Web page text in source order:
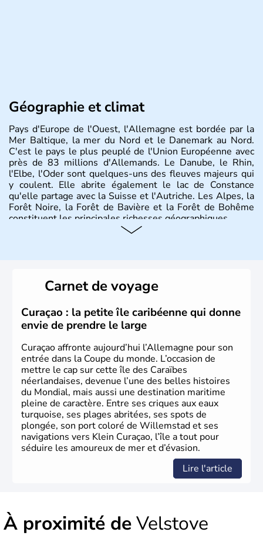
Géographie et climat
Pays d'Europe de l'Ouest, l'Allemagne est bordée par la
Mer Baltique, la mer du Nord et le Danemark au Nord.
C'est le pays le plus peuplé de l'Union Européenne avec
près de 83 millions d'Allemands. Le Danube, le Rhin,
l'Elbe, l'Oder sont quelques-uns des fleuves majeurs qui
y coulent. Elle abrite également le lac de Constance
qu'elle partage avec la Suisse et l'Autriche. Les Alpes, la
Forêt Noire, la Forêt de Bavière et la Forêt de Bohême
constituent les principales richesses géographiques.
lesquelles bénéficient d'une grande autonomie. Le pays
peut se targuer de grands noms qu'il a vu naître dans tous
les domaines, des arts à la politique en passant par la
philosophie. Hertz, Gutenberg, Heidegger, Thomas Mann,
Herman Hesse ou bien Hegel en font partie.
Carnet de voyage
Curaçao : la petite île caribéenne qui donne
envie de prendre le large
Curaçao affronte aujourd’hui l’Allemagne pour son
entrée dans la Coupe du monde. L’occasion de
mettre le cap sur cette île des Caraïbes
néerlandaises, devenue l’une des belles histoires
du Mondial, mais aussi une destination maritime
pleine de caractère. Entre ses criques aux eaux
turquoise, ses plages abritées, ses spots de
plongée, son port coloré de Willemstad et ses
navigations vers Klein Curaçao, l’île a tout pour
séduire les amoureux de mer et d’évasion.
Lire l'article
À proximité deVelstove